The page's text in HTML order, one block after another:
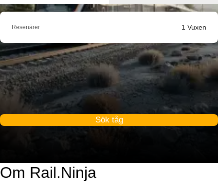
Resenärer 1 Vuxen
Sök tåg
Om Rail.Ninja